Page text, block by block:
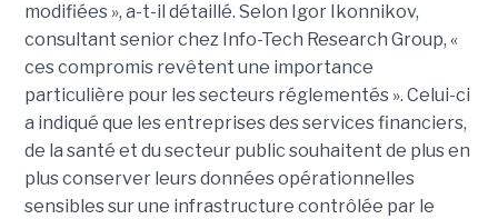
modifiées », a-t-il détaillé. Selon Igor Ikonnikov,
consultant senior chez Info-Tech Research Group, «
ces compromis revêtent une importance
particulière pour les secteurs réglementés ». Celui-ci
a indiqué que les entreprises des services financiers,
de la santé et du secteur public souhaitent de plus en
plus conserver leurs données opérationnelles
sensibles sur une infrastructure contrôlée par le